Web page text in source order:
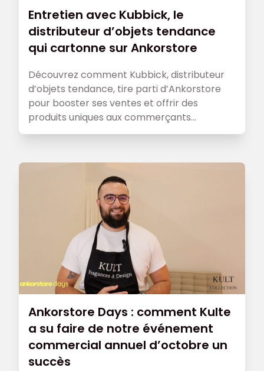
Entretien avec Kubbick, le
distributeur d’objets tendance
qui cartonne sur Ankorstore
Découvrez comment Kubbick, distributeur
d’objets tendance, tire parti d’Ankorstore
pour booster ses ventes et offrir des
produits uniques aux commerçants
indépendants.
Ankorstore Days : comment Kulte
a su faire de notre événement
commercial annuel d’octobre un
succès